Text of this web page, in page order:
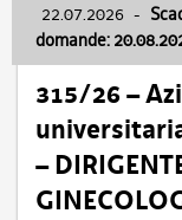
22.07.2026 -
domande:
315/26 –
–